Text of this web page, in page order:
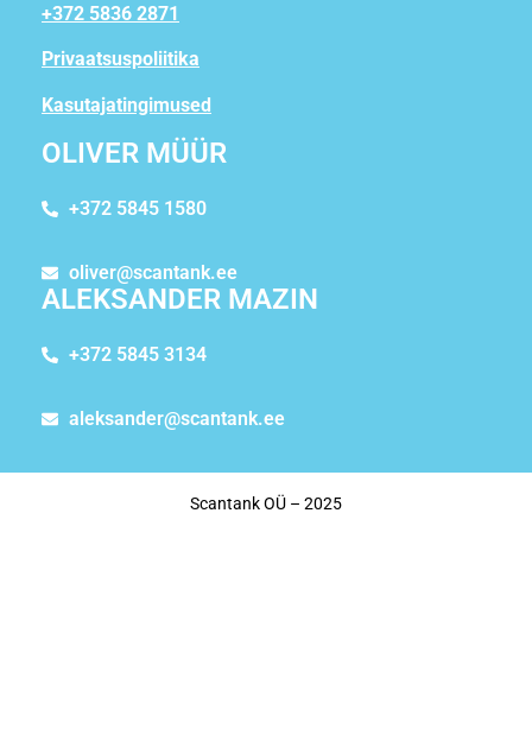
+372 5836 2871
Privaatsuspoliitika
Kasutajatingimused
OLIVER MÜÜR
+372 5845 1580
oliver@scantank.ee
ALEKSANDER MAZIN
+372 5845 3134
aleksander@scantank.ee
Scantank OÜ – 2025